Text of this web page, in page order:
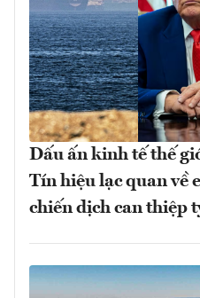
Dấu ấn kinh tế thế
Tín hiệu lạc quan về
chiến dịch can thiệp